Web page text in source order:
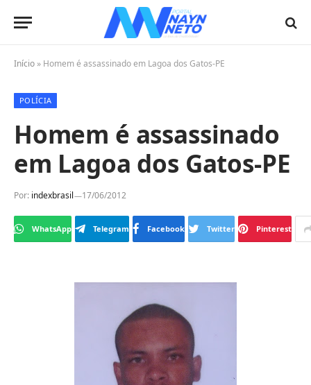
Início » Homem é assassinado em Lagoa dos Gatos-PE
POLÍCIA
Homem é assassinado
em Lagoa dos Gatos-PE
Por: indexbrasil 17/06/2012
WhatsApp Telegram Facebook Twitter Pinterest